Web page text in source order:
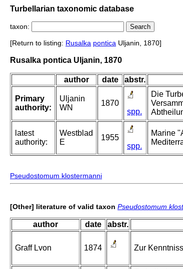
Turbellarian taxonomic database
taxon:
[Return to listing: Rusalka pontica Uljanin, 1870]
Rusalka pontica Uljanin, 1870
author date abstr.
Primary
authority:
Uljanin
WN
1870
spp.
Die
latest
authority:
Westblad
E
1955
spp.
Marine
Pseudostomum klostermanni
[Other] literature of valid taxon Pseudostomum
author date abstr.
Graff Lvon 1874 Zur